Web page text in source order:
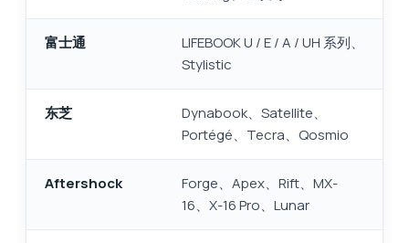
富士通
LIFEBOOK U / E / A / UH 系列、
Stylistic
东芝
Dynabook、Satellite、
Portégé、Tecra、Qosmio
Aftershock
Forge、Apex、Rift、MX-
16、X-16 Pro、Lunar